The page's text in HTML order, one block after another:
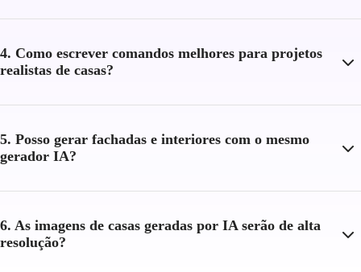
4. Como escrever comandos melhores para projetos
realistas de casas?
5. Posso gerar fachadas e interiores com o mesmo
gerador IA?
6. As imagens de casas geradas por IA serão de alta
resolução?